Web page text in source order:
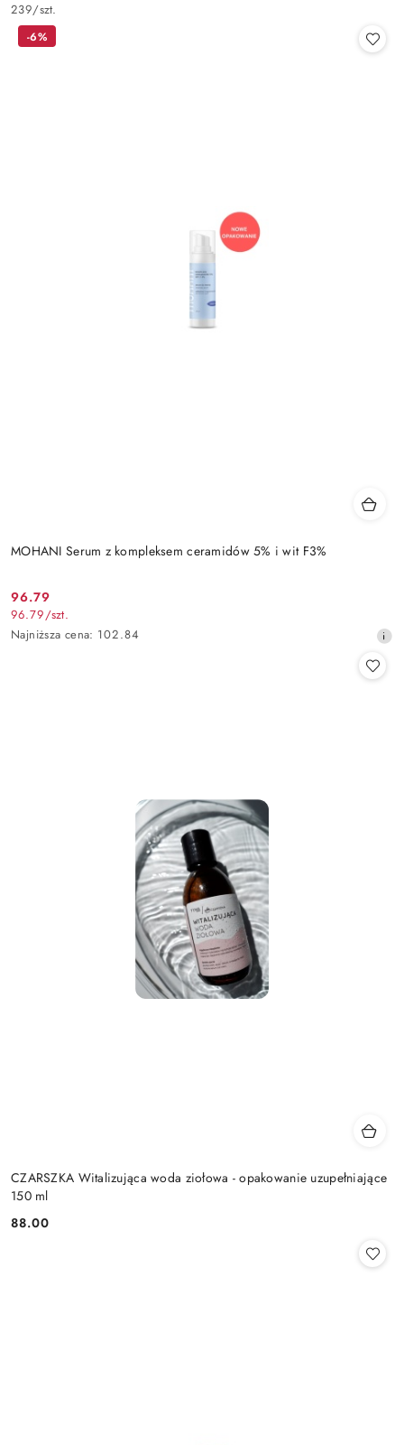
239/szt.
MOHANI Serum z kompleksem ceramidów 5% i wit F3%
Cena
promocyjna:
96.79
96.79/szt.
Najniższa
Najniższa cena: 102.84
-6%
CZARSZKA Witalizująca woda ziołowa - opakowanie uzupełniające
150 ml
Cena:
88.00